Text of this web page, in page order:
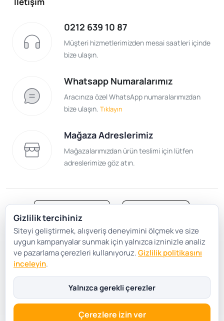
0212 639 10 87
Müşteri hizmetlerimizden mesai saatleri içinde
bize ulaşın.
Whatsapp Numaralarımız
Aracınıza özel WhatsApp numaralarımızdan
bize ulaşın. Tıklayın
Mağaza Adreslerimiz
Mağazalarımızdan ürün teslimi için lütfen
adreslerimize göz atın.
Satış Sözleşmesi
Gizlilik ve Güvenlik
Gizlilik Politikası
Çerez Tercihleri
Gizlilik tercihiniz
Siteyi geliştirmek, alışveriş deneyimini ölçmek ve size
uygun kampanyalar sunmak için yalnızca izninizle analiz
ve pazarlama çerezleri kullanıyoruz.Gizlilik politikasını
inceleyin.
Yalnızca gerekli çerezler
Çerezlere izin ver